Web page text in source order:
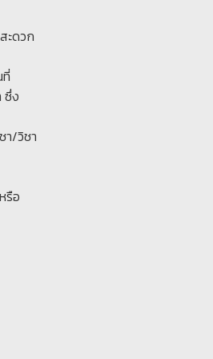
ะดวก
ซึ่ง
า/วิชา
รือ